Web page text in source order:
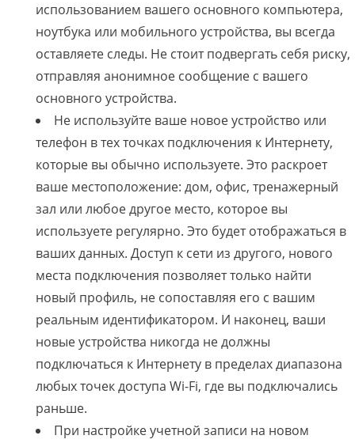
использованием вашего основного компьютера,
ноутбука или мобильного устройства, вы всегда
оставляете следы. Не стоит подвергать себя риску,
отправляя анонимное сообщение с вашего
основного устройства.
Не используйте ваше новое устройство или
телефон в тех точках подключения к Интернету,
которые вы обычно используете. Это раскроет
ваше местоположение: дом, офис, тренажерный
зал или любое другое место, которое вы
используете регулярно. Это будет отображаться в
ваших данных. Доступ к сети из другого, нового
места подключения позволяет только найти
новый профиль, не сопоставляя его с вашим
реальным идентификатором. И наконец, ваши
новые устройства никогда не должны
подключаться к Интернету в пределах диапазона
любых точек доступа Wi-Fi, где вы подключались
раньше.
При настройке учетной записи на новом